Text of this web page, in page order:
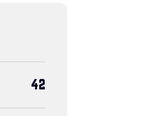
42